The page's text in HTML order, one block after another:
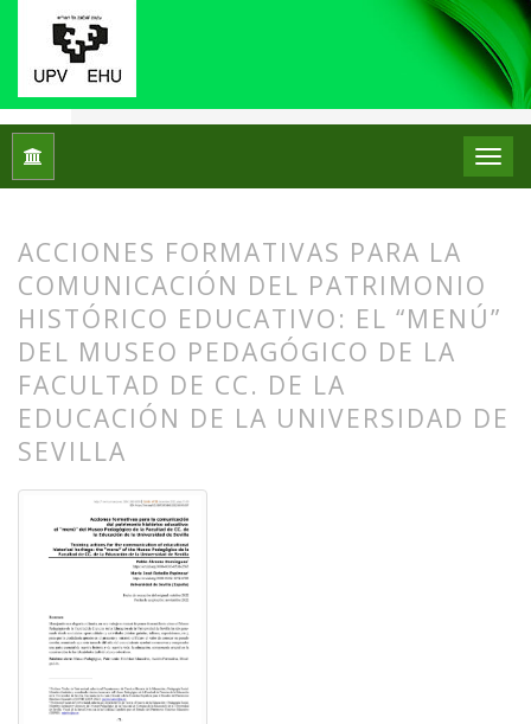
Inicio Núm. 28 (2022): Número Monográfico:
ACCIONES FORMATIVAS PARA LA
COMUNICACIÓN DEL PATRIMONIO
HISTÓRICO EDUCATIVO: EL “MENÚ”
DEL MUSEO PEDAGÓGICO DE LA
FACULTAD DE CC. DE LA
EDUCACIÓN DE LA UNIVERSIDAD DE
SEVILLA